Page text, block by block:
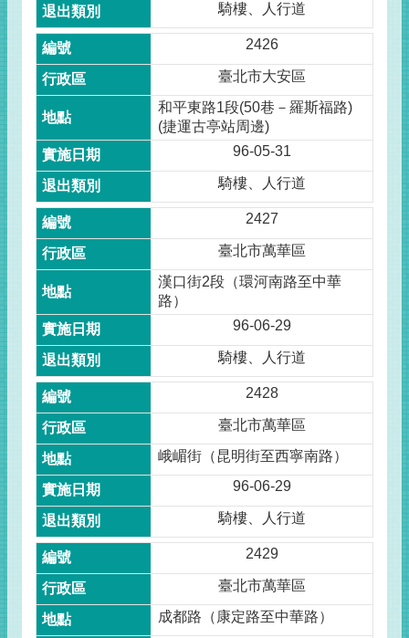
騎樓、人行道
2426
臺北市大安區
和平東路1段(50巷－羅斯福路)
(捷運古亭站周邊)
96-05-31
騎樓、人行道
2427
臺北市萬華區
漢口街2段（環河南路至中華
路）
96-06-29
騎樓、人行道
2428
臺北市萬華區
峨嵋街（昆明街至西寧南路）
96-06-29
騎樓、人行道
2429
臺北市萬華區
成都路（康定路至中華路）